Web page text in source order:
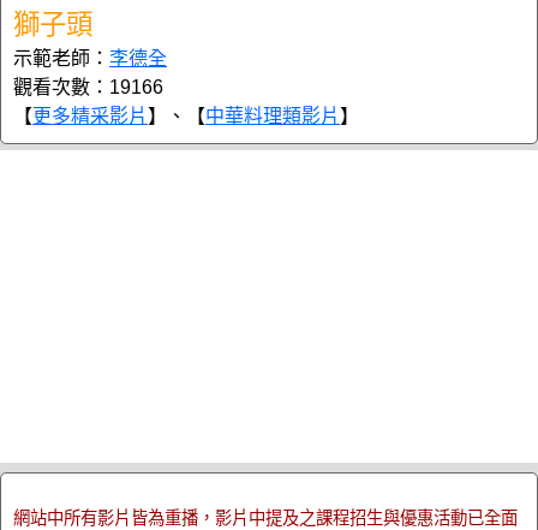
獅子頭
示範老師： 李德全
觀看次數：19166
【更多精采影片 】、【中華料理類影片 】
網站中所有影片皆為重播，影片中提及之課程招生與優惠活動已全面